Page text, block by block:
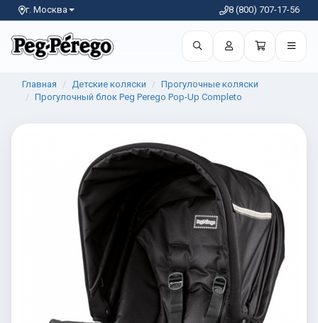
г. Москва 8 (800) 707-17-56
Главная Детские коляски
Прогулочные коляски
Прогулочный блок Peg Perego Pop-Up Completo